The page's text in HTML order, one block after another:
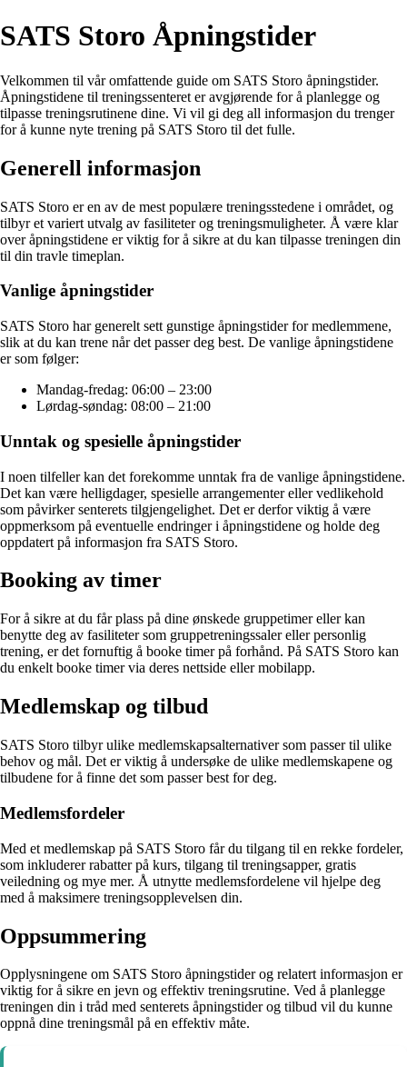
SATS Storo Åpningstider
Velkommen til vår omfattende guide om SATS Storo åpningstider.
Åpningstidene til treningssenteret er avgjørende for å planlegge og
tilpasse treningsrutinene dine. Vi vil gi deg all informasjon du trenger
for å kunne nyte trening på SATS Storo til det fulle.
Generell informasjon
SATS Storo er en av de mest populære treningsstedene i området, og
tilbyr et variert utvalg av fasiliteter og treningsmuligheter. Å være klar
over åpningstidene er viktig for å sikre at du kan tilpasse treningen din
til din travle timeplan.
Vanlige åpningstider
SATS Storo har generelt sett gunstige åpningstider for medlemmene,
slik at du kan trene når det passer deg best. De vanlige åpningstidene
er som følger:
Mandag-fredag: 06:00 – 23:00
Lørdag-søndag: 08:00 – 21:00
Unntak og spesielle åpningstider
I noen tilfeller kan det forekomme unntak fra de vanlige åpningstidene.
Det kan være helligdager, spesielle arrangementer eller vedlikehold
som påvirker senterets tilgjengelighet. Det er derfor viktig å være
oppmerksom på eventuelle endringer i åpningstidene og holde deg
oppdatert på informasjon fra SATS Storo.
Booking av timer
For å sikre at du får plass på dine ønskede gruppetimer eller kan
benytte deg av fasiliteter som gruppetreningssaler eller personlig
trening, er det fornuftig å booke timer på forhånd. På SATS Storo kan
du enkelt booke timer via deres nettside eller mobilapp.
Medlemskap og tilbud
SATS Storo tilbyr ulike medlemskapsalternativer som passer til ulike
behov og mål. Det er viktig å undersøke de ulike medlemskapene og
tilbudene for å finne det som passer best for deg.
Medlemsfordeler
Med et medlemskap på SATS Storo får du tilgang til en rekke fordeler,
som inkluderer rabatter på kurs, tilgang til treningsapper, gratis
veiledning og mye mer. Å utnytte medlemsfordelene vil hjelpe deg
med å maksimere treningsopplevelsen din.
Oppsummering
Opplysningene om SATS Storo åpningstider og relatert informasjon er
viktig for å sikre en jevn og effektiv treningsrutine. Ved å planlegge
treningen din i tråd med senterets åpningstider og tilbud vil du kunne
oppnå dine treningsmål på en effektiv måte.